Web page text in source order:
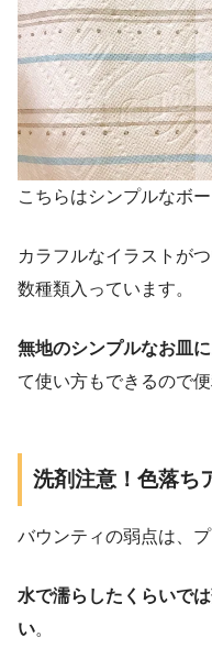
こちらはシンプルなボー
カラフルなイラストが
数種類入っています。
無地のシンプルなお皿
て使い方もできるので便
洗剤注意！色落ち
バウンティの弱点は、
水で濡らしたくらいで
い。